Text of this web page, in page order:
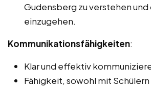
Gudensberg zu verstehen und
einzugehen.
Kommunikationsfähigkeiten:
Klar und effektiv
Fähigkeit, sowohl mit Schülern